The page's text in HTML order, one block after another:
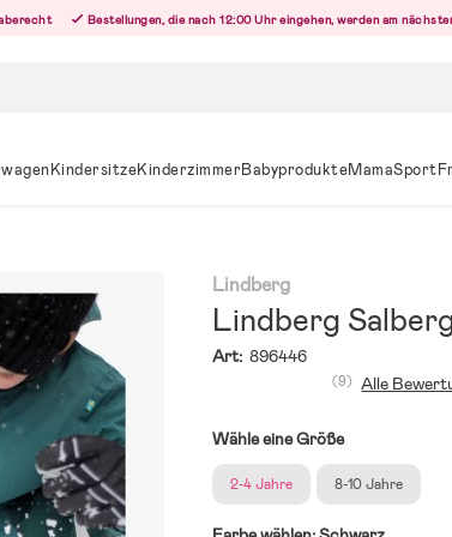
Bestellungen, die nach 12:00 Uhr eingehen, werden am
KindersitzeKinderzimmerBabyprodukteMamaSport
Lindberg
Lindberg
Art: 896446
(9) Alle
Wähle eine Größe
2-4 Jahre 8-10 Jahre